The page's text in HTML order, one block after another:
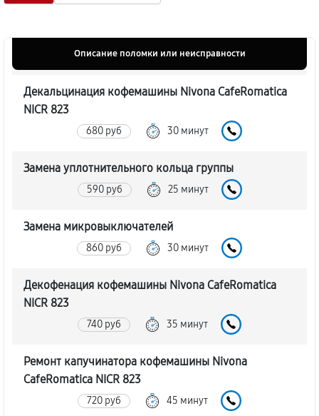
Описание поломки или неисправности
Декальцинация кофемашины Nivona CafeRomatica
NICR 823
680 руб 30 минут
Замена уплотнительного кольца группы
590 руб 25 минут
Замена микровыключателей
860 руб 30 минут
Декофенация кофемашины Nivona CafeRomatica
NICR 823
740 руб 35 минут
Ремонт капучинатора кофемашины Nivona
CafeRomatica NICR 823
720 руб 45 минут